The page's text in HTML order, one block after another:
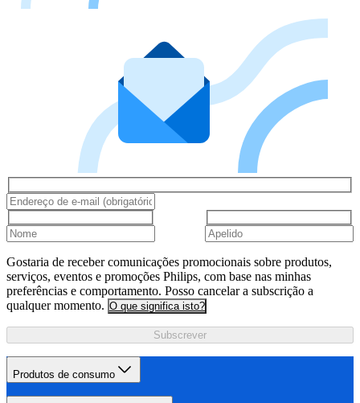
Gostaria de receber comunicações promocionais sobre produtos,
serviços, eventos e promoções Philips, com base nas minhas
preferências e comportamento. Posso cancelar a subscrição a
qualquer momento. O que significa isto?
Subscrever
Produtos de consumo